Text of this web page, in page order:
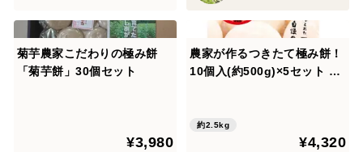
菊芋農家こだわりの極み餅
「菊芋餅」30個セット
¥3,980
農家が作るつきたて極み餅！
10個入(約500g)×5セット 合
約2.5kg
¥4,320